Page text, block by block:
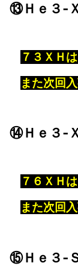
⑬Ｈｅ３‐
７３ＸＨ
また次回
⑭Ｈｅ３‐
７６ＸＨ
また次回
⑮Ｈｅ３‐